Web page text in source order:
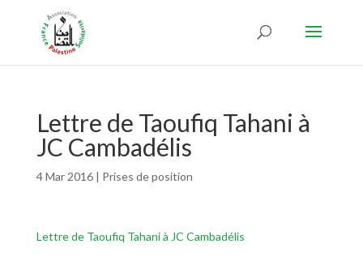
Lettre de Taoufiq Tahani à
JC Cambadélis
4 Mar 2016| Prises de position
Lettre de Taoufiq Tahani à JC Cambadélis